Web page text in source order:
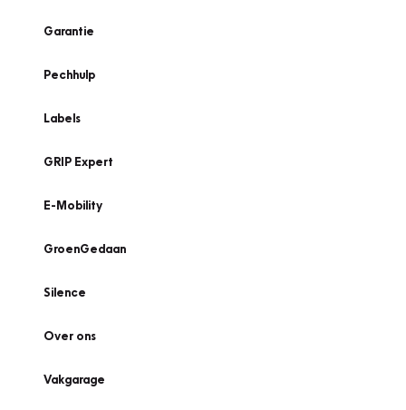
Garantie
Pechhulp
Labels
GRIP Expert
E-Mobility
GroenGedaan
Silence
Over ons
Vakgarage